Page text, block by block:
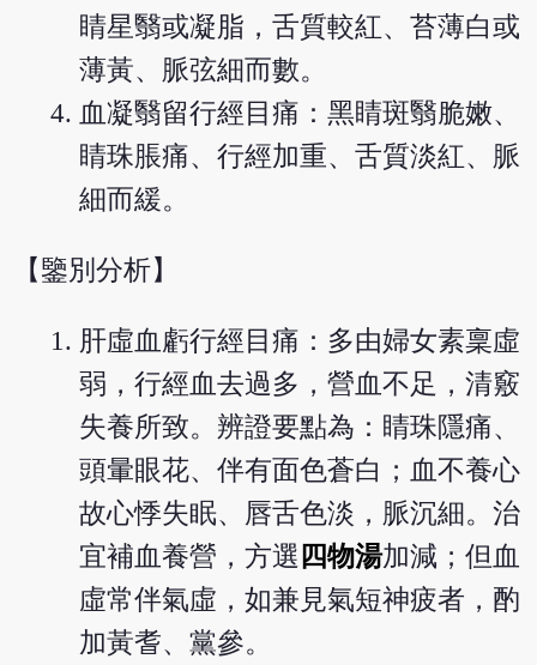
睛星翳或凝脂，舌質較紅、苔薄白或
薄黃、脈弦細而數。
血凝翳留行經目痛：黑睛斑翳脆嫩、
睛珠脹痛、行經加重、舌質淡紅、脈
細而緩。
【鑒別分析】
肝虛血虧行經目痛：多由婦女素稟虛
弱，行經血去過多，營血不足，清竅
失養所致。辨證要點為：睛珠隱痛、
頭暈眼花、伴有面色蒼白；血不養心
故心悸失眠、唇舌色淡，脈沉細。治
宜補血養營，方選 四物湯加減；但血
虛常伴氣虛，如兼見氣短神疲者，酌
加黃耆、黨參。